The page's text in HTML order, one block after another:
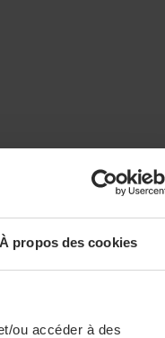
À propos des cookies
ou accéder à des